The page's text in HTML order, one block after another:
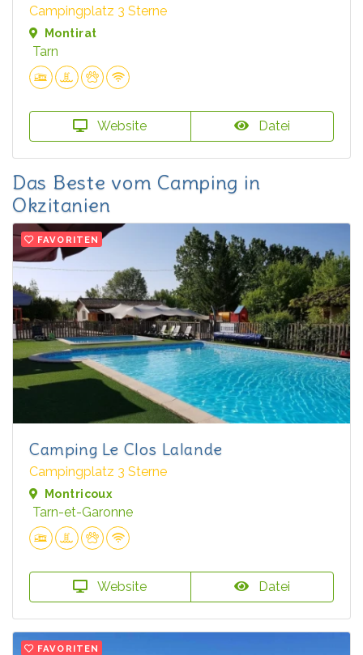
Campingplatz 3 Sterne
Montirat
Tarn
Website Datei
Das Beste vom Camping in
Okzitanien
FAVORITEN
Camping Le Clos Lalande
Campingplatz 3 Sterne
Montricoux
Tarn-et-Garonne
Website Datei
FAVORITEN